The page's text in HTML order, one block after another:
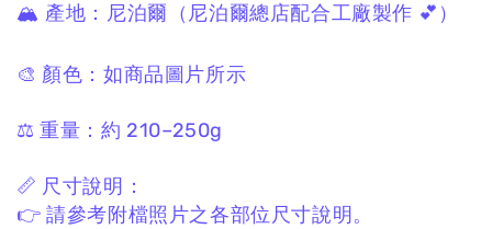
🏔 產地： 尼泊爾 （尼泊爾總店配合工廠製作 💕）
🎨 顏色： 如商品圖片所示
⚖️ 重量： 約 210–250g
📏 尺寸說明：
👉 請參考附檔照片之各部位尺寸說明。